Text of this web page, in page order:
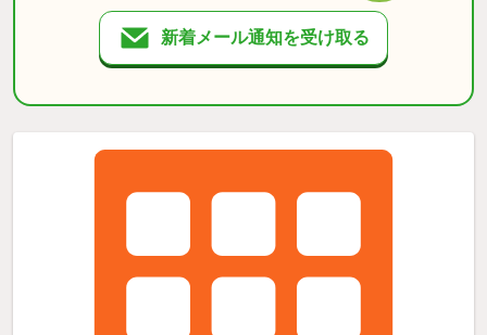
新着メール通知を受け取る